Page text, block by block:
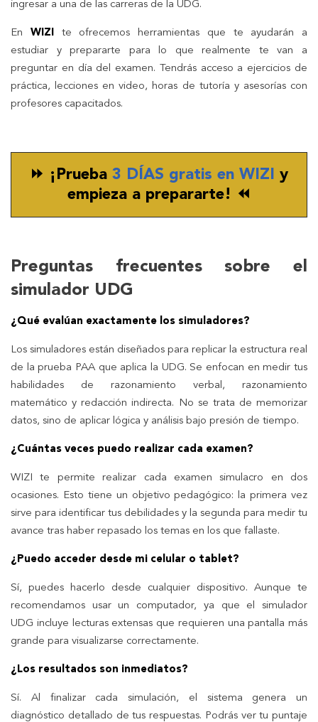
ingresar a una de las carreras de la UDG.
En WIZI te ofrecemos herramientas que te ayudarán a
estudiar y prepararte para lo que realmente te van a
preguntar en día del examen. Tendrás acceso a ejercicios de
práctica, lecciones en video, horas de tutoría y asesorías con
profesores capacitados.
⏩ ¡Prueba 3 DÍAS gratis en WIZI
y
empieza a prepararte! ⏪
Preguntas frecuentes sobre el
simulador UDG
¿Qué evalúan exactamente los simuladores?
Los simuladores están diseñados para replicar la estructura real
de la prueba PAA que aplica la UDG. Se enfocan en medir tus
habilidades de razonamiento verbal, razonamiento
matemático y redacción indirecta. No se trata de memorizar
datos, sino de aplicar lógica y análisis bajo presión de tiempo.
¿Cuántas veces puedo realizar cada examen?
WIZI te permite realizar cada examen simulacro en dos
ocasiones. Esto tiene un objetivo pedagógico: la primera vez
sirve para identificar tus debilidades y la segunda para medir tu
avance tras haber repasado los temas en los que fallaste.
¿Puedo acceder desde mi celular o tablet?
Sí, puedes hacerlo desde cualquier dispositivo. Aunque te
recomendamos usar un computador, ya que el simulador
UDG incluye lecturas extensas que requieren una pantalla más
grande para visualizarse correctamente.
¿Los resultados son inmediatos?
Sí. Al finalizar cada simulación, el sistema genera un
diagnóstico detallado de tus respuestas. Podrás ver tu puntaje